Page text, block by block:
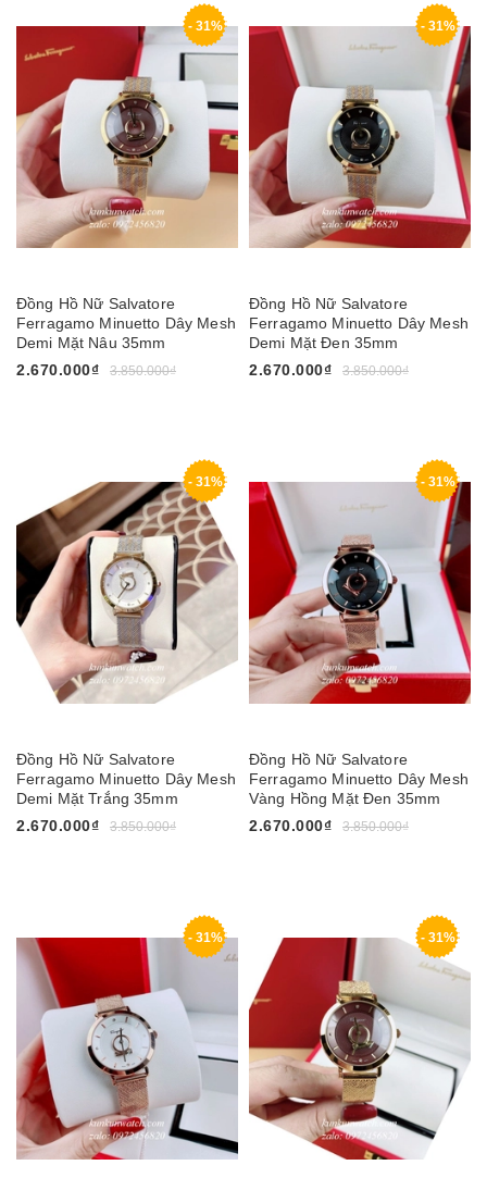
- 31%
Đồng Hồ Nữ Salvatore
Ferragamo Minuetto Dây Mesh
Demi Mặt Nâu 35mm
2.670.000₫
3.850.000₫
- 31%
Đồng Hồ Nữ Salvatore
Ferragamo Minuetto Dây Mesh
Demi Mặt Đen 35mm
2.670.000₫
3.850.000₫
- 31%
Đồng Hồ Nữ Salvatore
Ferragamo Minuetto Dây Mesh
Demi Mặt Trắng 35mm
2.670.000₫
3.850.000₫
- 31%
Đồng Hồ Nữ Salvatore
Ferragamo Minuetto Dây Mesh
Vàng Hồng Mặt Đen 35mm
2.670.000₫
3.850.000₫
- 31% - 31%